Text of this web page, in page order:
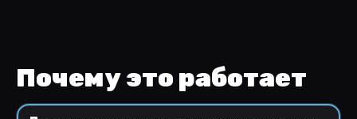
Почему это работает